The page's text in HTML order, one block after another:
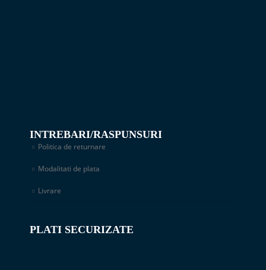
INTREBARI/RASPUNSURI
Politica de returnare
Modalitati de plata
Livrare
PLATI SECURIZATE